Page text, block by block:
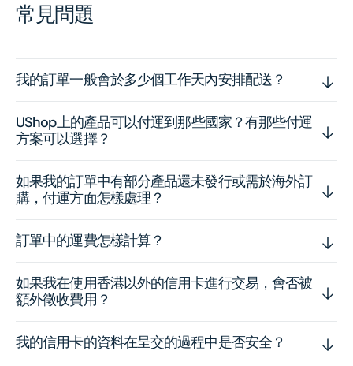
常見問題
我的訂單一般會於多少個工作天內安排配送？
UShop上的產品可以付運到那些國家？有那些付運
方案可以選擇？
如果我的訂單中有部分產品還未發行或需於海外訂
購，付運方面怎樣處理？
訂單中的運費怎樣計算？
如果我在使用香港以外的信用卡進行交易，會否被
額外徵收費用？
我的信用卡的資料在呈交的過程中是否安全？